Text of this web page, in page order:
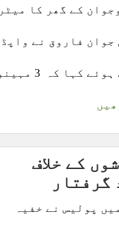
کے گھر کا
جوان فاروق نے
کے ملازمین پر الزام لگاتے ہوئے
کے خلاف
پولیس نے خفیہ